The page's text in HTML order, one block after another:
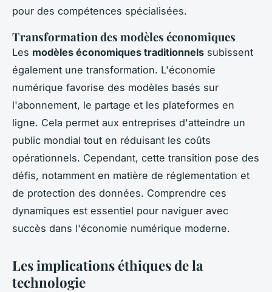
pour des compétences spécialisées.
Transformation des modèles économiques
Les modèles économiques traditionnels subissent
également une transformation. L'économie
numérique favorise des modèles basés sur
l'abonnement, le partage et les plateformes en
ligne. Cela permet aux entreprises d'atteindre un
public mondial tout en réduisant les coûts
opérationnels. Cependant, cette transition pose des
défis, notamment en matière de réglementation et
de protection des données. Comprendre ces
dynamiques est essentiel pour naviguer avec
succès dans l'économie numérique moderne.
Les implications éthiques de la
technologie